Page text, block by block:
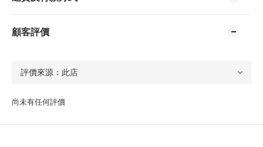
顧客評價
尚未有任何評價